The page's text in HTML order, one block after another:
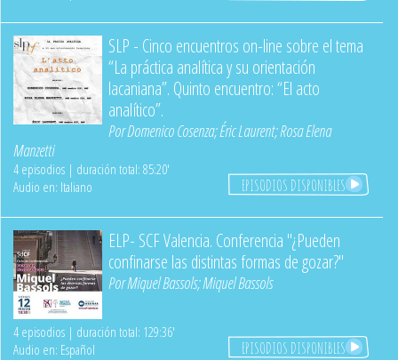
SLP - Cinco encuentros on-line sobre el tema
“La práctica analítica y su orientación
lacaniana”. Quinto encuentro: “El acto
analítico”.
PorDomenico Cosenza;Éric Laurent;Rosa Elena
Manzetti
4 episodios | duración total: 85:20'
Audio en: Italiano
EPISODIOS DISPONIBLES
ELP- SCF Valencia. Conferencia "¿Pueden
confinarse las distintas formas de gozar?"
PorMiquel Bassols;Miquel Bassols
4 episodios | duración total: 129:36'
Audio en: Español
EPISODIOS DISPONIBLES